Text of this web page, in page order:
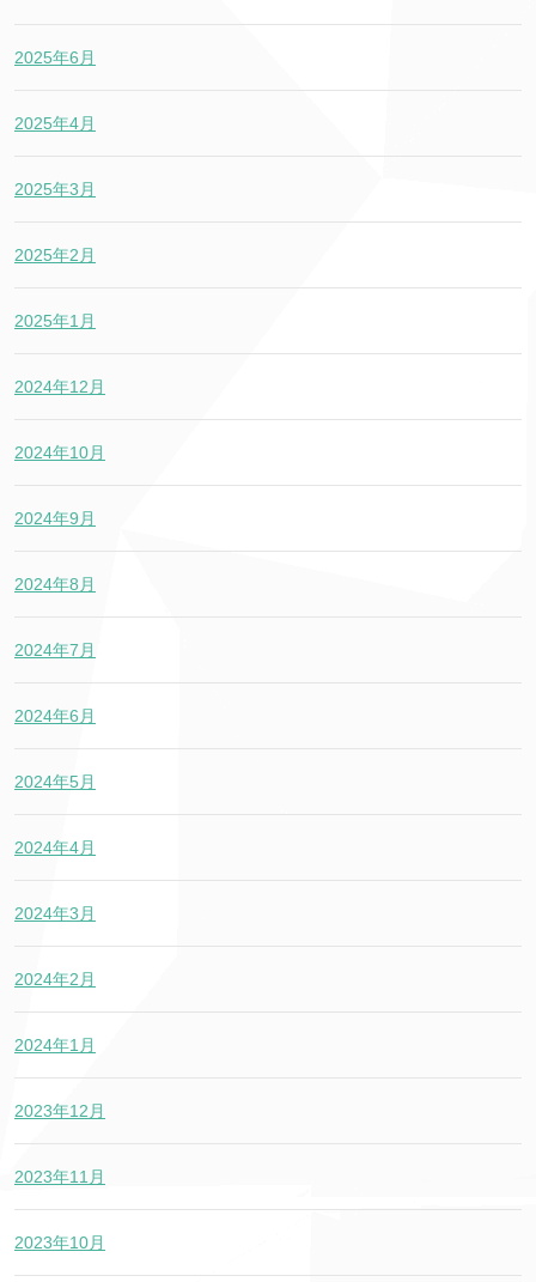
2025年6月
2025年4月
2025年3月
2025年2月
2025年1月
2024年12月
2024年10月
2024年9月
2024年8月
2024年7月
2024年6月
2024年5月
2024年4月
2024年3月
2024年2月
2024年1月
2023年12月
2023年11月
2023年10月